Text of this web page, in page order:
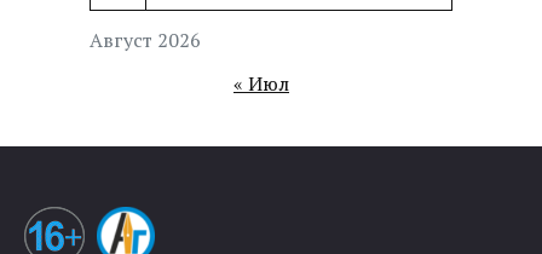
Август 2026
« Июл